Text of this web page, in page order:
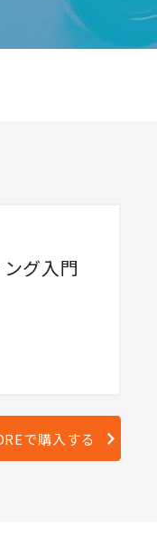
グ入門
で購入する